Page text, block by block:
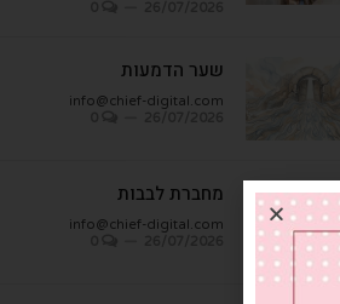
שער הדמעות
info@chief-digital.com
מחברת לבבות
info@chief-digital.com